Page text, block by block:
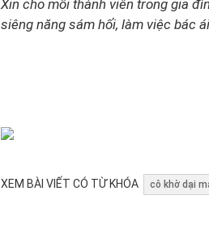
Xin cho mỗi thành viên trong gia
siêng năng sám hối, làm việc bác
XEM BÀI VIẾT CÓ TỪ KHÓA cô khờ dại